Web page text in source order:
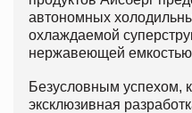
автономных
охлаждаемой
нержавеющей
Безусловным успехом,
эксклюзивная